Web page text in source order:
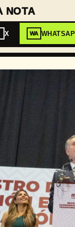
NOTA
X WA